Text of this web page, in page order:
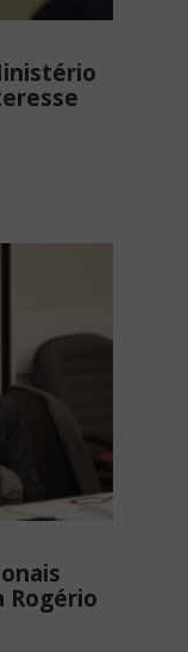
Rogério